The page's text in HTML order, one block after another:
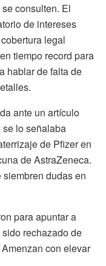
consulten. El
de intereses
legal
tiempo record para
hablar de falta de
ante un artículo
lo señalaba
de Pfizer en
de AstraZeneca.
dudas en
para apuntar a
rechazado de
con elevar